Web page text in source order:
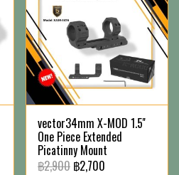
vector34mm X-MOD 1.5''
One Piece Extended
Picatinny Mount
฿2,900 ฿2,700